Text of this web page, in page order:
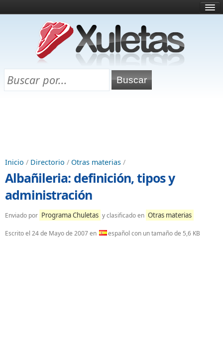
¿Qué es esto?
Directorio
Chuletas para exámenes
Inicio / Directorio / Otras materias /
Albañileria: definición, tipos y
administración
Enviado por Programa Chuletas y clasificado en Otras materias
Escrito el 24 de Mayo de 2007en español con un tamaño de 5,6 KB